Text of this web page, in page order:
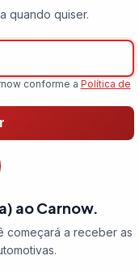
quando quiser.
conforme a Política de
ao Carnow.
começará a receber as